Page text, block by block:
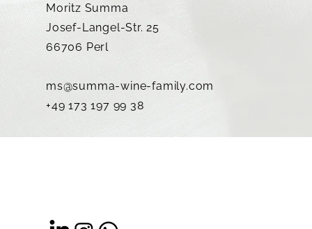
Moritz Summa
Josef-Langel-Str. 25
66706 Perl
ms@summa-wine-family.com
+49 173 197 99 38